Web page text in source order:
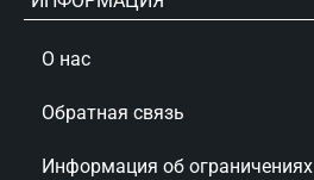
О нас
Обратная связь
Информация об ограничениях